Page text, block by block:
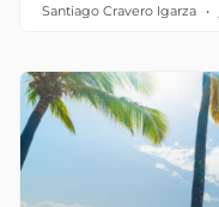
Santiago Cravero Igarza